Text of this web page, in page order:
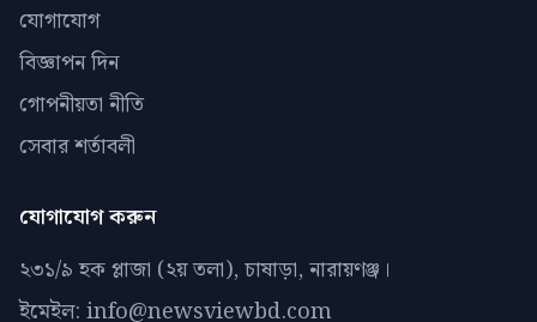
যোগাযোগ
বিজ্ঞাপন দিন
গোপনীয়তা নীতি
সেবার শর্তাবলী
যোগাযোগ করুন
২৩১/৯ হক প্লাজা (২য় তলা), চাষাড়া, নারায়ণঞ্জ।
ইমেইল: info@newsviewbd.com